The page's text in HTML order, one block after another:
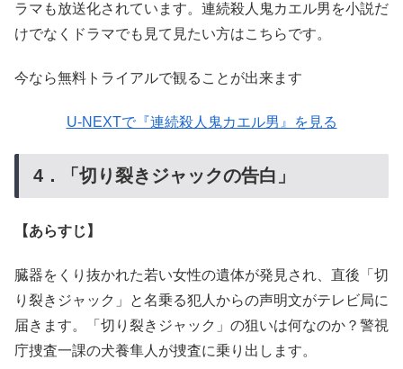
ラマも放送化されています。連続殺人鬼カエル男を小説だ
けでなくドラマでも見て見たい方はこちらです。
今なら無料トライアルで観ることが出来ます
U-NEXTで『連続殺人鬼カエル男』を見る
4．「切り裂きジャックの告白」
【あらすじ】
臓器をくり抜かれた若い女性の遺体が発見され、直後「切
り裂きジャック」と名乗る犯人からの声明文がテレビ局に
届きます。「切り裂きジャック」の狙いは何なのか？警視
庁捜査一課の犬養隼人が捜査に乗り出します。